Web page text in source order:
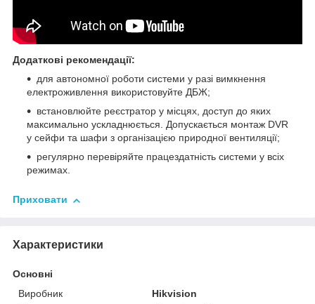
Додаткові рекомендації:
для автономної роботи системи у разі вимкнення
електроживлення використовуйте ДБЖ;
встановлюйте реєстратор у місцях, доступ до яких
максимально ускладнюється. Допускається монтаж DVR
у сейфи та шафи з організацією природної вентиляції;
регулярно перевіряйте працездатність системи у всіх
режимах.
Приховати
Характеристики
Основні
Виробник
Hikvision